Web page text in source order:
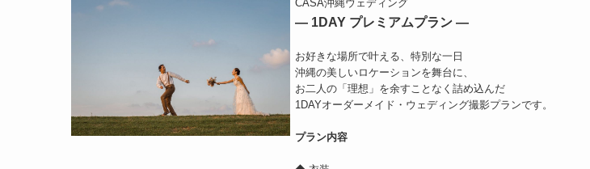
CASA沖縄ウェディング
― 1DAY プレミアムプラン ―
お好きな場所で叶える、特別な一日
沖縄の美しいロケーションを舞台に、
お二人の「理想」を余すことなく詰め込んだ
1DAYオーダーメイド・ウェディング撮影プランです。
プラン内容